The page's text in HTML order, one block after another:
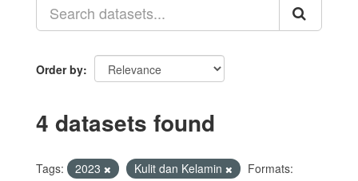
Order by
4 datasets found
Tags: 2023 Kulit dan Kelamin
Formats: